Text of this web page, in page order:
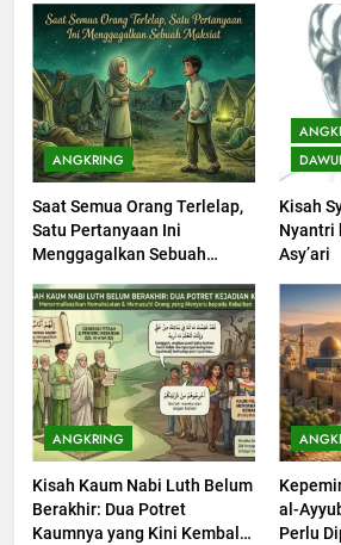
ANGKRING
Saat Semua Orang Terlelap,
Satu Pertanyaan Ini
Menggagalkan Sebuah
Kisah
Nyantri
Asy’ari
ANGKRING
Kisah Kaum Nabi Luth Belum
Berakhir: Dua Potret
Kaumnya yang Kini Kembali
al-
Perlu
KHUTBAH
202
Khutbah
Bisa Diterima
KHUTBAH
203
Muharram
KHUTBAH
1
Khutbah
Dengki Tak
Berjaya?
KHUTBAH